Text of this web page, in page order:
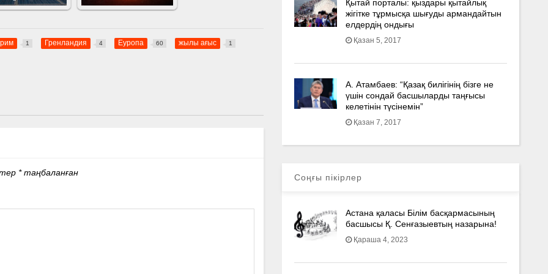
1 Гренландия 4 Еуропа 60 жылы ағыс 1
*таңбаланған
Қытай порталы: қыздары қытайлық
жігітке тұрмысқа шығуды армандайтын
елдердің ондығы
Қазан 5, 2017
А. Атамбаев: “Қазақ билігінің бізге не
үшін сондай басшыларды таңғысы
келетінін түсінемін”
Қазан 7, 2017
Соңғы пікірлер
Астана қаласы Білім басқармасының
басшысы Қ. Сенғазыевтың назарына!
Қараша 4, 2023